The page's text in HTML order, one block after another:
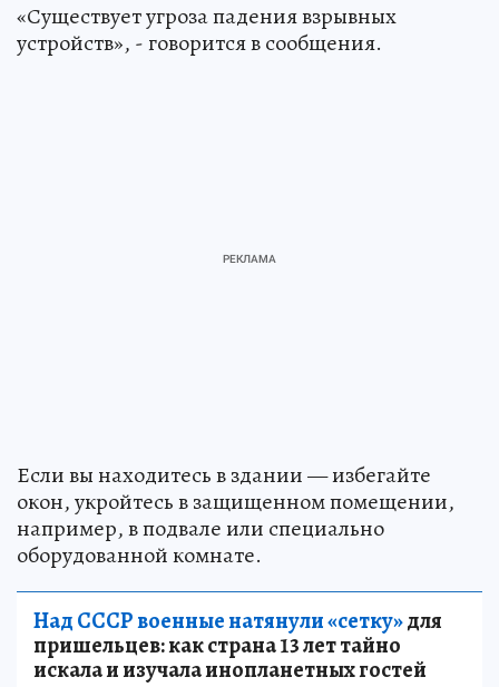
«Существует угроза падения взрывных
устройств», - говорится в сообщения.
Если вы находитесь в здании — избегайте
окон, укройтесь в защищенном помещении,
например, в подвале или специально
оборудованной комнате.
Над СССР военные натянули «сетку»для
пришельцев: как страна 13 лет тайно
искала и изучала инопланетных гостей